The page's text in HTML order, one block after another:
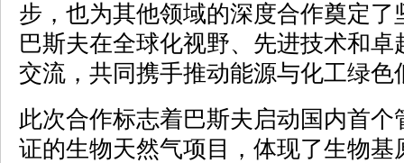
步，也为其他领域的深度合作奠定
巴斯夫在全球化视野、先进技术和
交流，共同携手推动能源与化工绿色
此次合作标志着巴斯夫启动国内首个
证的生物天然气项目，体现了生物